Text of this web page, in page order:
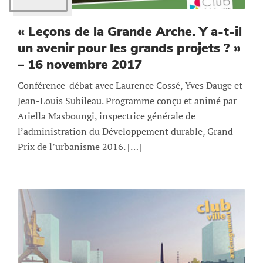
« Leçons de la Grande Arche. Y a-t-il
un avenir pour les grands projets ? »
– 16 novembre 2017
Conférence-débat avec Laurence Cossé, Yves Dauge et
Jean-Louis Subileau. Programme conçu et animé par
Ariella Masboungi, inspectrice générale de
l’administration du Développement durable, Grand
Prix de l’urbanisme 2016. […]